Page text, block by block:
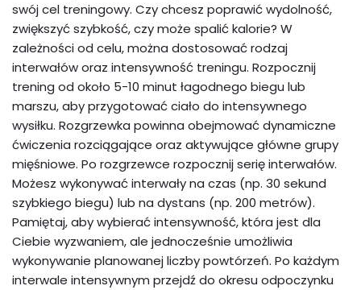
swój cel treningowy. Czy chcesz poprawić wydolność,
zwiększyć szybkość, czy może spalić kalorie? W
zależności od celu, można dostosować rodzaj
interwałów oraz intensywność treningu. Rozpocznij
trening od około 5-10 minut łagodnego biegu lub
marszu, aby przygotować ciało do intensywnego
wysiłku. Rozgrzewka powinna obejmować dynamiczne
ćwiczenia rozciągające oraz aktywujące główne grupy
mięśniowe. Po rozgrzewce rozpocznij serię interwałów.
Możesz wykonywać interwały na czas (np. 30 sekund
szybkiego biegu) lub na dystans (np. 200 metrów).
Pamiętaj, aby wybierać intensywność, która jest dla
Ciebie wyzwaniem, ale jednocześnie umożliwia
wykonywanie planowanej liczby powtórzeń. Po każdym
interwale intensywnym przejdź do okresu odpoczynku